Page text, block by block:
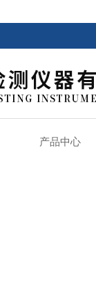
产品中心